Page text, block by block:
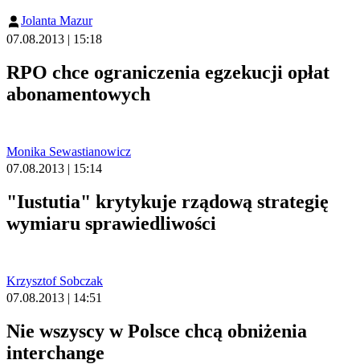
Jolanta Mazur
07.08.2013 | 15:18
RPO chce ograniczenia egzekucji opłat
abonamentowych
Monika Sewastianowicz
07.08.2013 | 15:14
"Iustutia" krytykuje rządową strategię
wymiaru sprawiedliwości
Krzysztof Sobczak
07.08.2013 | 14:51
Nie wszyscy w Polsce chcą obniżenia
interchange